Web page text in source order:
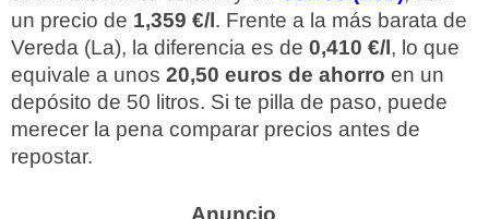
un precio de 1,359 €/l. Frente a la más barata de
Vereda (La), la diferencia es de 0,410 €/l, lo que
equivale a unos 20,50 euros de ahorro en un
depósito de 50 litros. Si te pilla de paso, puede
merecer la pena comparar precios antes de
repostar.